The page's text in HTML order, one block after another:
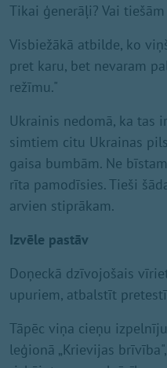
Tikai ģenerāļi? Vai
Visbiežākā atbilde, ko
pret karu, bet nevaram
režīmu."
Ukrainis nedomā, ka tas
simtiem citu Ukrainas
gaisa bumbām. Ne
rīta pamodīsies. Tieši
arvien stiprākam.
Izvēle pastāv
Doņeckā dzīvojošais
upuriem, atbalstīt
Tāpēc viņa cieņu
leģionā „Krievijas